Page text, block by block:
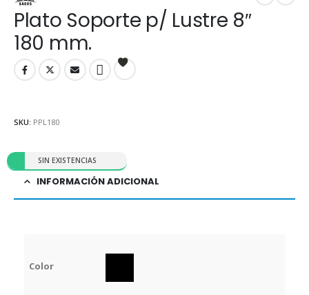
Plato Soporte p/ Lustre 8″
180 mm.
SIN EXISTENCIAS
SKU: PPL180
INFORMACIÓN ADICIONAL
Color